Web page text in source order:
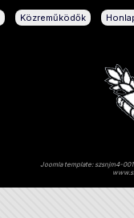
Közreműködők
Joomla template: szsnjm4-